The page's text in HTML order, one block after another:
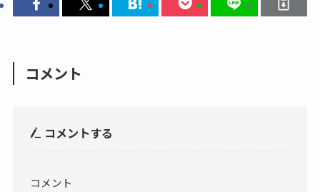
コメント
コメントする
コメント